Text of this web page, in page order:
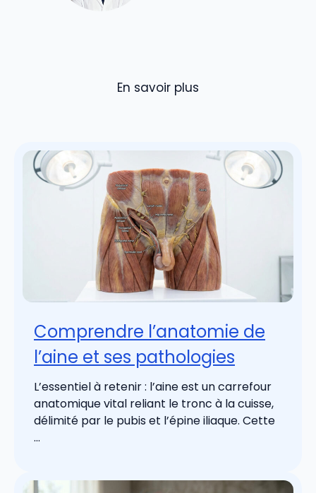
En savoir plus
Comprendre l’anatomie de
l’aine et ses pathologies
L’essentiel à retenir : l’aine est un carrefour
anatomique vital reliant le tronc à la cuisse,
délimité par le pubis et l’épine iliaque. Cette
...